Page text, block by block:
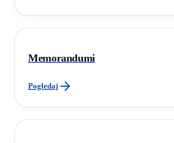
Memorandumi
Pogledaj